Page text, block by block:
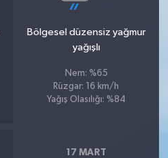
Bölgesel düzensiz yağmur
yağışlı
Nem: %65
Rüzgar: 16 km/h
Yağış Olasılığı: %84
17 MART